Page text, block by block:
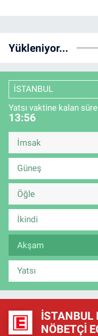
Yükleniyor...
İSTANBUL
Yatsı vaktine kalan süre
13:55
İmsak
Güneş
Öğle
İkindi
Akşam
Yatsı
İSTANBUL
NÖBETÇI